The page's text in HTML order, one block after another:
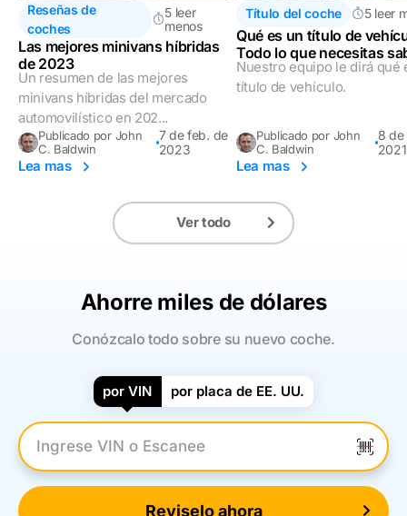
Reseñas de
coches
5 leer
menos
Las mejores minivans híbridas
de 2023
Un resumen de las mejores
minivans híbridas del mercado
automovilístico en 202...
Publicado por John
C. Baldwin
7 de feb. de
2023
Lea mas
Título del coche 5 leer
Qué es un título de
Todo lo que necesitas
Nuestro equipo le dirá qué
título de vehículo.
Publicado por John
C. Baldwin
8
2021
Lea mas
Ver todo
Ahorre miles de dólares
Conózcalo todo sobre su nuevo coche.
por VIN por placa de EE. UU.
Introduzca el VIN
Reviselo ahora